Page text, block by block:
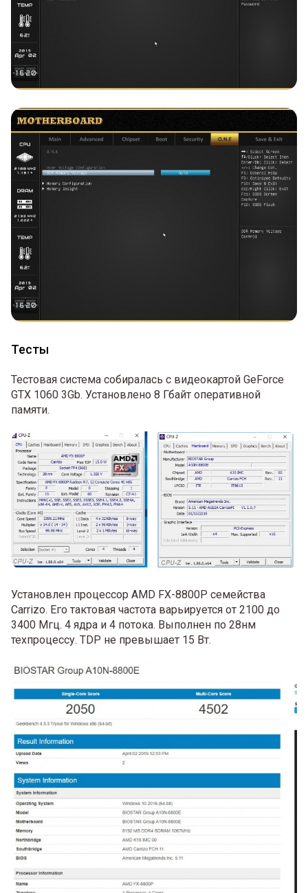
Тесты
Тестовая система собиралась с видеокартой GeForce
GTX 1060 3Gb. Установлено 8 Гбайт оперативной
памяти.
Установлен процессор AMD FX-8800P семейства
Carrizo. Его тактовая частота варьируется от 2100 до
3400 Мгц. 4 ядра и 4 потока. Выполнен по 28нм
техпроцессу. TDP не превышает 15 Вт.